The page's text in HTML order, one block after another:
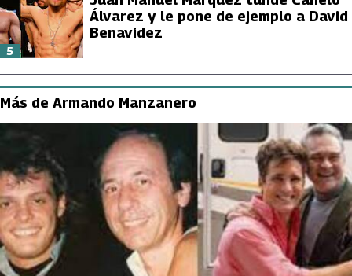
Álvarez y le pone de ejemplo a David
Benavidez
5
Más de Armando Manzanero